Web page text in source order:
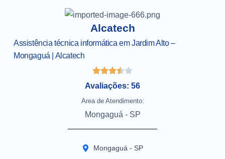
Alcatech
Assistência técnica informática em Jardim Alto –
Mongaguá | Alcatech
Avaliações: 56
Area de Atendimento:
Mongaguá - SP
Mongaguá - SP